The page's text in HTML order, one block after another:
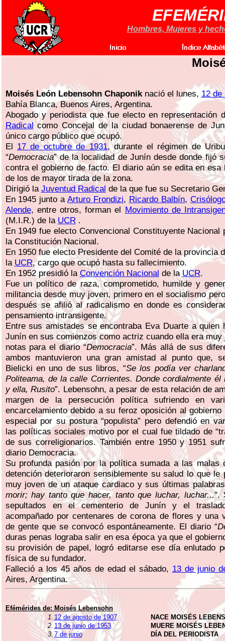
Hombres, Mujeres y
Moisés León Lebensohn Chaponik nació el lunes, 12 de
Bahía Blanca, Buenos Aires, Argentina.
Abogado y periodista que fue electo en representación
Radicalcomo Concejal de la ciudad bonaerense de
único cargo público que ocupó.
El 17 de octubre de 1931, durante el régimen de
“Democracia” de la localidad de Junín desde donde fijó
contra el gobierno de facto. El diario aún se edita en esa
de los de mayor tirada de la zona.
Dirigió la Juventud Radical de la que fue su Secretario
En 1945 junto aArturo Frondizi, Ricardo Balbín,
Alende, entre otros, forman el Movimiento de
(M.I.R.) de la UCR.
En 1949 fue electo Convencional Constituyente Nacional
la Constitución Nacional.
En 1950 fue electo Presidente del Comité de la provincia
la UCR, cargo que ocupó hasta su fallecimiento.
En 1952 presidió la Convención Nacional de laUCR.
Fue un político de raza, comprometido, humilde y
militancia desde muy joven, primero en el socialismo
después se afilió al radicalismo en donde es
pensamiento intransigente.
Entre sus amistades se encontraba Eva Duarte a quien
Junín en sus comienzos como actriz cuando ella era
notas para el diario “Democracia”. Más allá de sus
ambos mantuvieron una gran amistad al punto que,
Bielicki en uno de sus libros, “Se los podía ver
Politeama, de la calle Corrientes. Donde cordialmente él
y ella, Rusito”. Lebensohn, a pesar de esta relación de
margen de la persecución política sufriendo en
encarcelamiento debido a su feroz oposición al
especial por su postura “populista” pero defendió en
las políticas sociales motivo por el cual fue tildado de
de sus correligionarios. También entre 1950 y 1951
diario Democracia.
Su profunda pasión por la política sumada a las malas
detención deterioraron sensiblemente su salud lo que le
muy joven de un ataque cardiaco y sus últimas
morir; hay tanto que hacer, tanto que luchar, luchar...".
sepultados en el cementerio de Junín y el
acompañado por centenares de corona de flores y una
de gente que se convocó espontáneamente. El diario “
duras penas lograba salir en esa época ya que el
su provisión de papel, logró editarse ese día enlutado
física de su fundador.
Falleció a los 45 años de edad el sábado, 13 de junio
Aires, Argentina.
Efémérides de: Moisés Lebensohn
1. 12 de agosto de 1907
NACE MOISÉS
2. 13 de junio de 1953
MUERE MOISÉS
3.7 de junio DÍA DEL PERIODISTA